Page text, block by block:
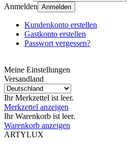
Anmelden Anmelden
Kundenkonto erstellen
Gastkonto erstellen
Passwort vergessen?
Meine Einstellungen
Versandland
Ihr Merkzettel ist leer.
Merkzettel anzeigen
Ihr Warenkorb ist leer.
Warenkorb anzeigen
ARTYLUX